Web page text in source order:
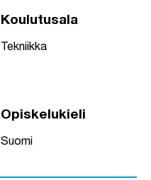
Koulutusala
Tekniikka
Opiskelukieli
Suomi